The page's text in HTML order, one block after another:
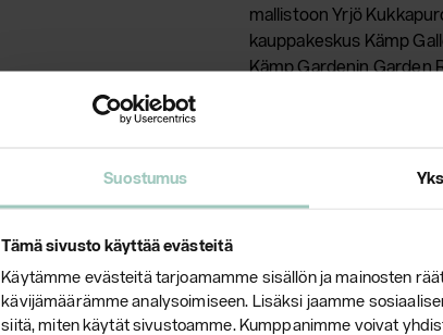
Suostumus
Tämä sivusto käyttää evästeitä
Käytämme evästeitä tarjoamamme sisällön ja mainosten
kävijämäärämme analysoimiseen. Lisäksi jaamme
siitä, miten käytät sivustoamme. Kumppanimme voivat
mallistoon Yrjö
kauppakeskus Kämp
Kämp Gardenin Garden